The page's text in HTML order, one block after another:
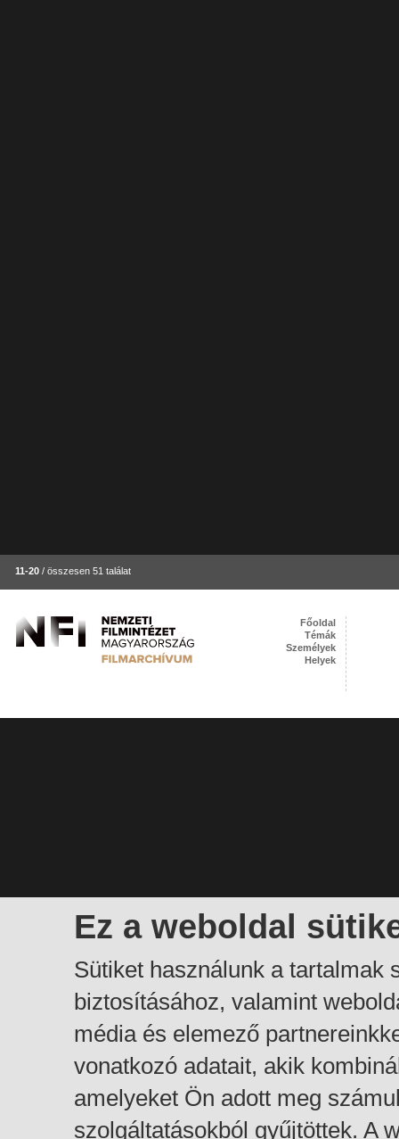
11-20 / összesen 51 találat
Ez a weboldal
Sütiket használunk a tartalmak
biztosításához, valamint
média és elemező
vonatkozó adatait, akik
amelyeket Ön adott meg
szolgáltatásokból gyűjtöttek. A
Főoldal
Témák
Személyek
Helyek